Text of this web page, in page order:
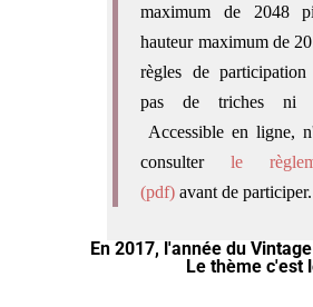
maximum de 2048
hauteur maximum de
règles de
pas de triches ni
Accessible en ligne,
consulterle
(pdf) avant de participer.
En 2017, l'année du
Le thème c'est